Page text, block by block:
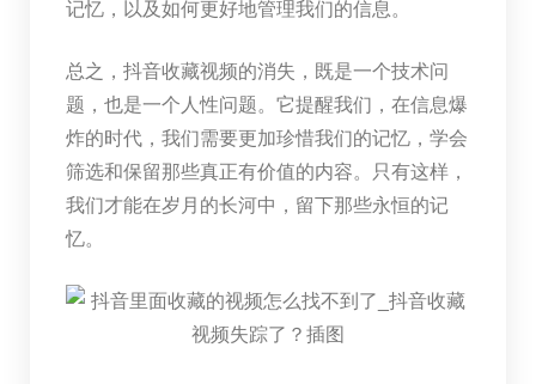
记忆，以及如何更好地管理我们的信息。
总之，抖音收藏视频的消失，既是一个技术问
题，也是一个人性问题。它提醒我们，在信息爆
炸的时代，我们需要更加珍惜我们的记忆，学会
筛选和保留那些真正有价值的内容。只有这样，
我们才能在岁月的长河中，留下那些永恒的记
忆。